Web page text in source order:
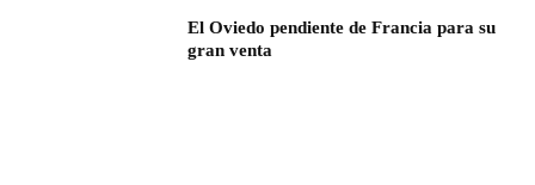
El Oviedo pendiente de Francia para su
gran venta